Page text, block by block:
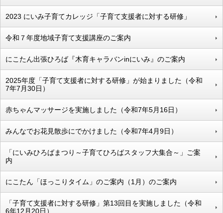
2023 にいみ子育てカレッジ「子育て支援者に対する研修」
令和７年度地域子育て支援講座のご案内
にこたん出張ひろば『木育キャラバンinにいみ』のご案内
2025年度「子育て支援者に対する研修」が始まりました（令和
7年7月30日）
赤ちゃんマッサージを実施しました（令和7年5月16日）
みんなでお花見散歩にでかけました（令和7年4月9日）
「にいみひろばまつり～子育てひろばスタッフ大集合～」ご案
内
にこたん「ほっこりタイム」のご案内（1月）のご案内
「子育て支援者に対する研修」第13回目を実施しました（令和
6年12月20日）